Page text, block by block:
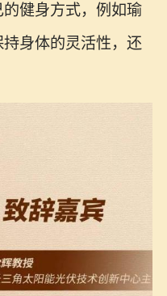
健身方式，例如瑜
身体的灵活性，还